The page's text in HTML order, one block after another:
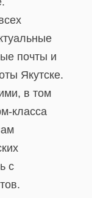
почты и
Якутске.
в том
класса
с